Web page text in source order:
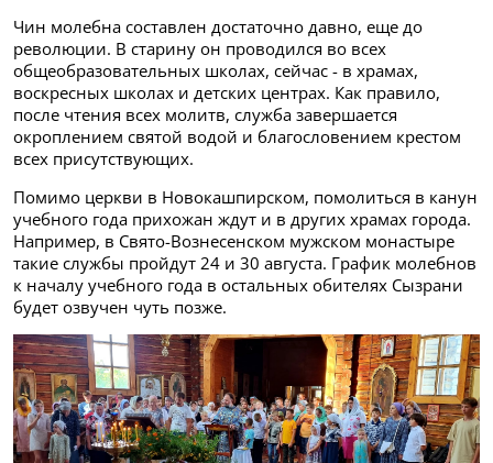
Чин молебна составлен достаточно давно, еще до
революции. В старину он проводился во всех
общеобразовательных школах, сейчас - в храмах,
воскресных школах и детских центрах. Как правило,
после чтения всех молитв, служба завершается
окроплением святой водой и благословением крестом
всех присутствующих.
Помимо церкви в Новокашпирском, помолиться в канун
учебного года прихожан ждут и в других храмах города.
Например, в Свято-Вознесенском мужском монастыре
такие службы пройдут 24 и 30 августа. График молебнов
к началу учебного года в остальных обителях Сызрани
будет озвучен чуть позже.